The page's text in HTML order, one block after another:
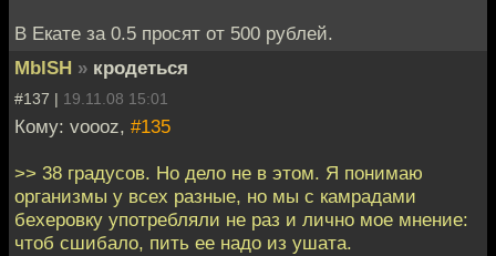
В Екате за 0.5 просят от 500 рублей.
MblSH » кродеться
#137 | 19.11.08 15:01
Кому: voooz, #135
>> 38 градусов. Но дело не в этом. Я понимаю
организмы у всех разные, но мы с камрадами
бехеровку употребляли не раз и лично мое мнение:
чтоб сшибало, пить ее надо из ушата.